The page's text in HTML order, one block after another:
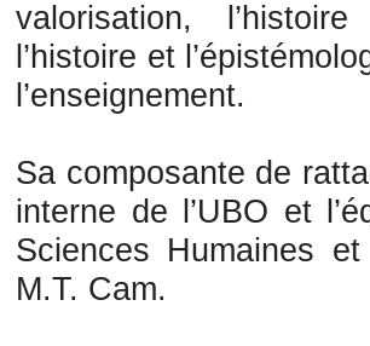
valorisation,
l’histoire et
l’enseignement.
Sa composante de
interne de l’UBO et
Sciences Humaines
M.T. Cam.